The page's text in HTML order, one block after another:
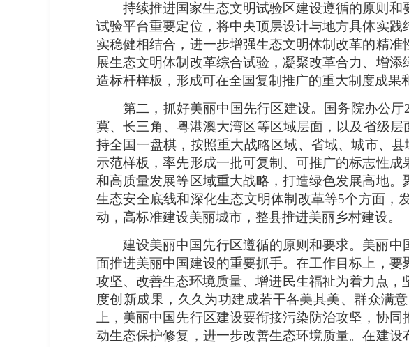
持续推进国家生态文明试验区建设遵循的原则
试验平台重要定位，将中央顶层设计与地方具体实
实稳健相结合，进一步增强生态文明体制改革的精
展生态文明体制改革综合试验，凝聚改革合力、增
造标杆样板，形成可在全国复制推广的重大制度成果
第二，抓好美丽中国先行区建设。国务院办公
冀、长三角、粤港澳大湾区等区域层面，以及省级
持全国一盘棋，按照重大战略区域、省域、城市、
示范样板，率先形成一批可复制、可推广的标志性
和高质量发展等区域重大战略，打造绿色发展高地
生态安全底线和深化生态文明体制改革等5个方面，
动，高标准建设美丽城市，整县推进美丽乡村建设。
建设美丽中国先行区遵循的原则和要求。美丽
面推进美丽中国建设的重要抓手。在工作目标上，
攻坚、改善生态环境质量、增进民生福祉为着力点
度创新成果，久久为功建成若干各美其美、群众满
上，美丽中国先行区建设要衔接污染防治攻坚，协
动生态保护修复，进一步改善生态环境质量。在建